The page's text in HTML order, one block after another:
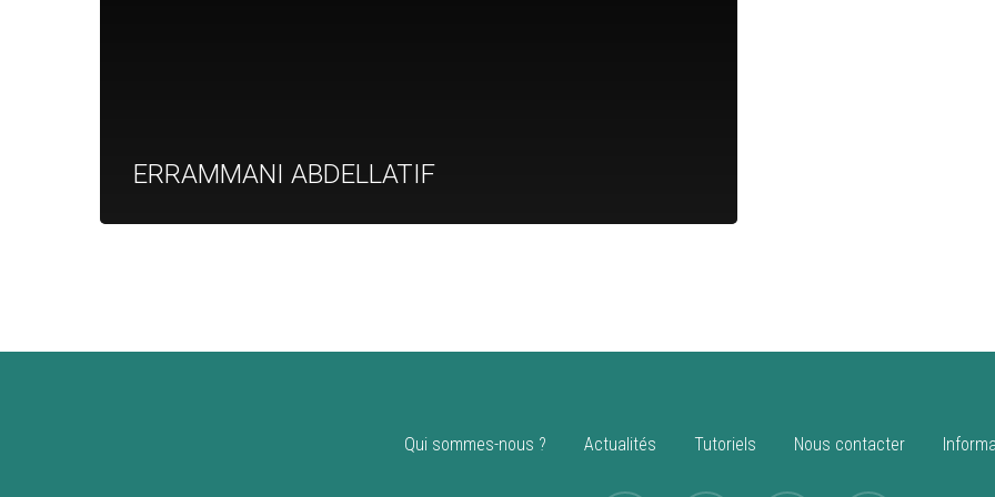
ERRAMMANI ABDELLATIF
Qui sommes-nous ? Actualités Tutoriels Nous contacter